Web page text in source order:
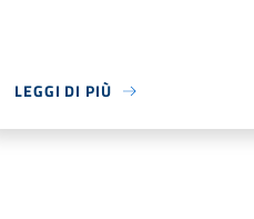
LEGGI DI PIÙ